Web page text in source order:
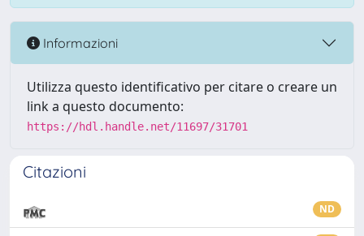
Informazioni
Utilizza questo identificativo per citare o creare un
link a questo documento:
https://hdl.handle.net/11697/31701
Citazioni
ND